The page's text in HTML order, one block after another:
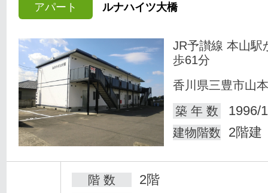
アパート ルナハイツ大橋
JR予讃線 本山駅
歩61分
香川県三豊市山
築 年 数
1996/
建物階数 2階建
階 数 2階